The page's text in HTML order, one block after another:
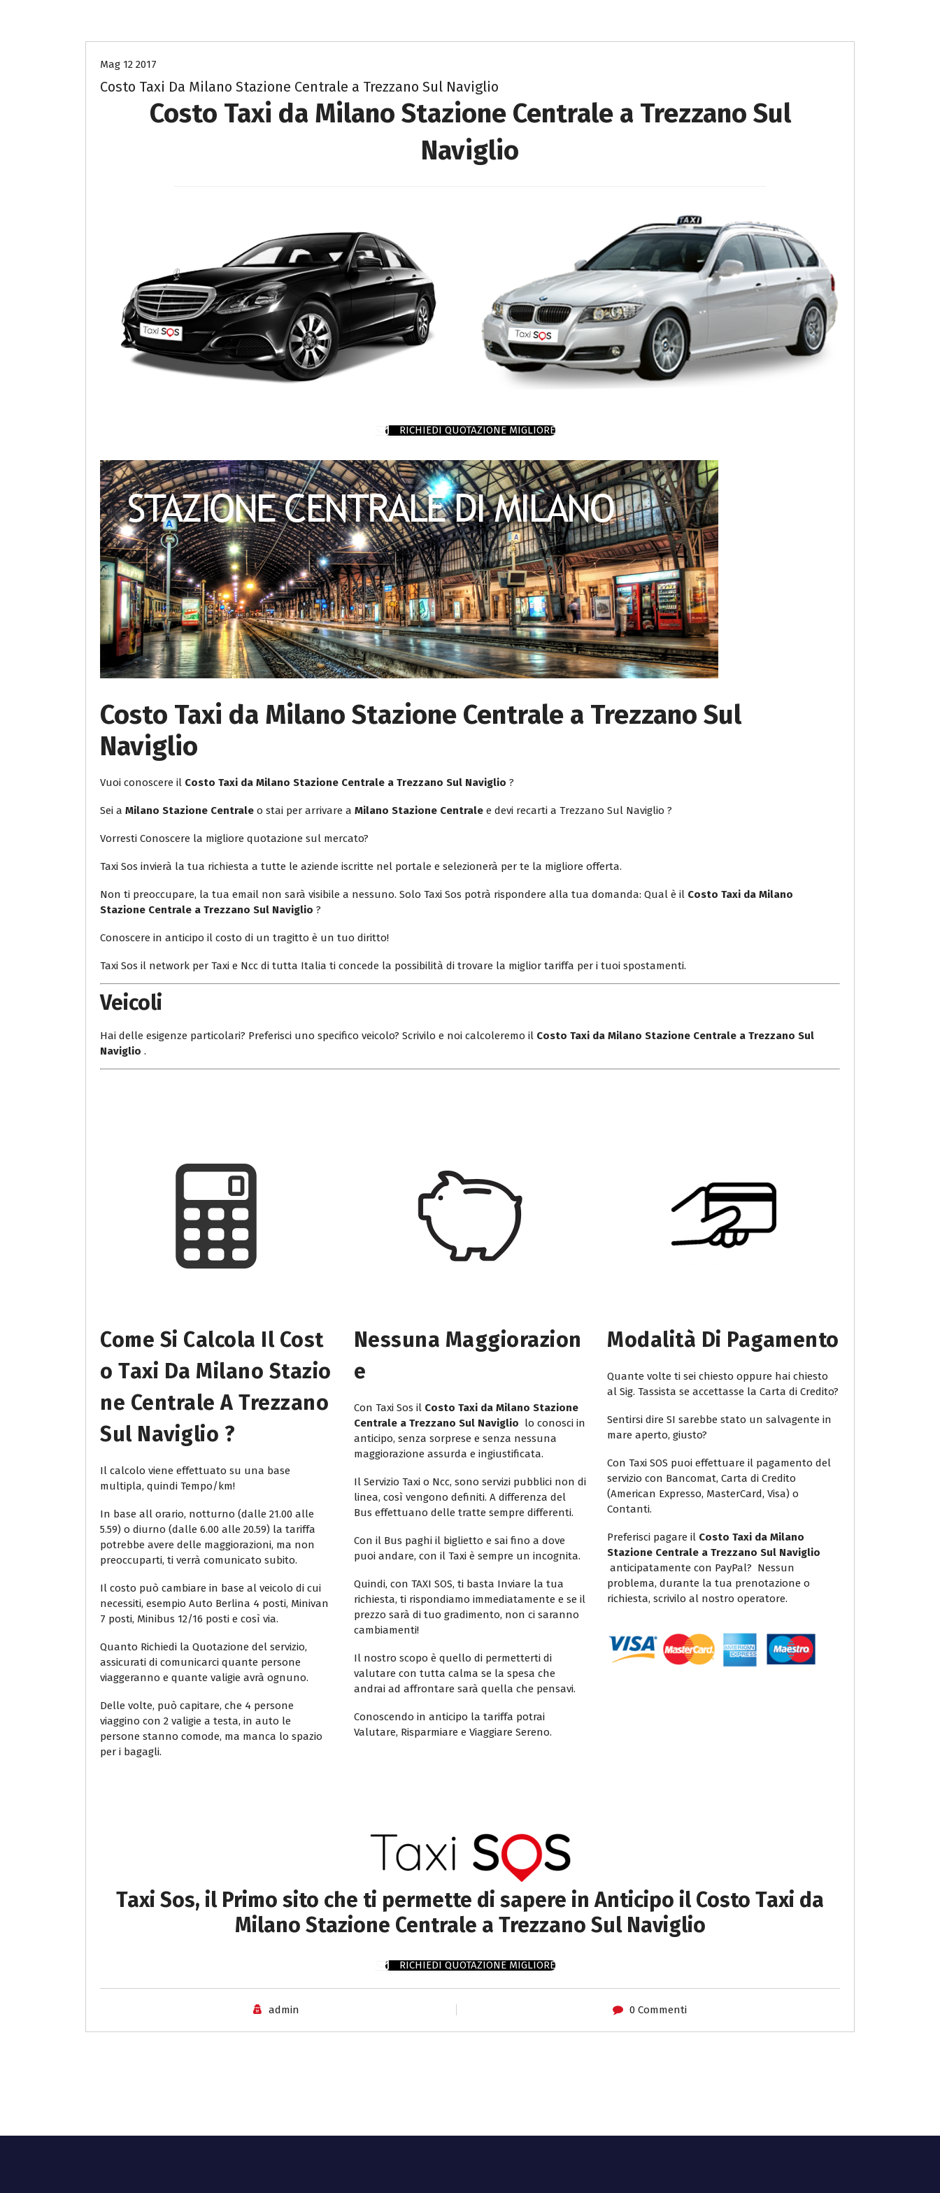
Mag 12 2017
Costo Taxi Da Milano Stazione Centrale a Trezzano Sul Naviglio
Costo Taxi da Milano Stazione Centrale a Trezzano Sul
Naviglio
RICHIEDI QUOTAZIONE MIGLIORE
Costo Taxi da Milano Stazione Centrale a Trezzano Sul
Naviglio
Vuoi conoscere il Costo Taxi da Milano Stazione Centrale a Trezzano Sul Naviglio ?
Sei a Milano Stazione Centrale o stai per arrivare a Milano Stazione Centrale e devi recarti a Trezzano Sul Naviglio ?
Vorresti Conoscere la migliore quotazione sul mercato?
Taxi Sos invierà la tua richiesta a tutte le aziende iscritte nel portale e selezionerà per te la migliore offerta.
Non ti preoccupare, la tua email non sarà visibile a nessuno. Solo Taxi Sos potrà rispondere alla tua domanda: Qual è il Costo Taxi da Milano
Stazione Centrale a Trezzano Sul Naviglio ?
Conoscere in anticipo il costo di un tragitto è un tuo diritto!
Taxi Sos il network per Taxi e Ncc di tutta Italia ti concede la possibilità di trovare la miglior tariffa per i tuoi spostamenti.
Veicoli
Hai delle esigenze particolari? Preferisci uno specifico veicolo? Scrivilo e noi calcoleremo il Costo Taxi da Milano Stazione Centrale a Trezzano Sul
Naviglio .
Come Si Calcola Il Cost
O Taxi Da Milano Stazio
Ne Centrale A Trezzano
Sul Naviglio ?
Il calcolo viene effettuato su una base
multipla, quindi Tempo/km!
In base all orario, notturno (dalle 21.00 alle
5.59) o diurno (dalle 6.00 alle 20.59) la tariffa
potrebbe avere delle maggiorazioni, ma non
preoccuparti, ti verrà comunicato subito.
Il costo può cambiare in base al veicolo di cui
necessiti, esempio Auto Berlina 4 posti, Minivan
7 posti, Minibus 12/16 posti e così via.
Quanto Richiedi la Quotazione del servizio,
assicurati di comunicarci quante persone
viaggeranno e quante valigie avrà ognuno.
Delle volte, può capitare, che 4 persone
viaggino con 2 valigie a testa, in auto le
persone stanno comode, ma manca lo spazio
per i bagagli.
Nessuna Maggiorazion
E
Con Taxi Sos il Costo Taxi da Milano Stazione
Centrale a Trezzano Sul Naviglio lo conosci in
anticipo, senza sorprese e senza nessuna
maggiorazione assurda e ingiustificata.
Il Servizio Taxi o Ncc, sono servizi pubblici non di
linea, così vengono definiti. A differenza del
Bus effettuano delle tratte sempre differenti.
Con il Bus paghi il biglietto e sai fino a dove
puoi andare, con il Taxi è sempre un incognita.
Quindi, con TAXI SOS, ti basta Inviare la tua
richiesta, ti rispondiamo immediatamente e se il
prezzo sarà di tuo gradimento, non ci saranno
cambiamenti!
Il nostro scopo è quello di permetterti di
valutare con tutta calma se la spesa che
andrai ad affrontare sarà quella che pensavi.
Conoscendo in anticipo la tariffa potrai
Valutare, Risparmiare e Viaggiare Sereno.
Modalità Di Pagamento
Quante volte ti sei chiesto oppure hai chiesto
al Sig. Tassista se accettasse la Carta di Credito?
Sentirsi dire SI sarebbe stato un salvagente in
mare aperto, giusto?
Con Taxi SOS puoi effettuare il pagamento del
servizio con Bancomat, Carta di Credito
(American Expresso, MasterCard, Visa) o
Contanti.
Preferisci pagare il Costo Taxi da Milano
Stazione Centrale a Trezzano Sul Naviglio
anticipatamente con PayPal? Nessun
problema, durante la tua prenotazione o
richiesta, scrivilo al nostro operatore.
Taxi Sos, il Primo sito che ti permette di sapere in Anticipo il Costo Taxi da
Milano Stazione Centrale a Trezzano Sul Naviglio
RICHIEDI QUOTAZIONE MIGLIORE
admin 0 Commenti